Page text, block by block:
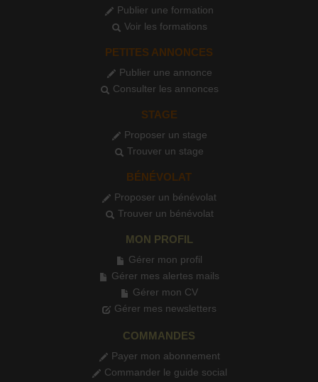
Publier une formation
Voir les formations
PETITES ANNONCES
Publier une annonce
Consulter les annonces
STAGE
Proposer un stage
Trouver un stage
BÉNÉVOLAT
Proposer un bénévolat
Trouver un bénévolat
MON PROFIL
Gérer mon profil
Gérer mes alertes mails
Gérer mon CV
Gérer mes newsletters
COMMANDES
Payer mon abonnement
Commander le guide social